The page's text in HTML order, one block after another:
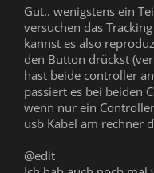
Gut.. wenigstens ein
versuchen das
kannst es also
den Button drückst
hast beide controller
passiert es bei beiden
wenn nur ein
usb Kabel am rechner
@edit